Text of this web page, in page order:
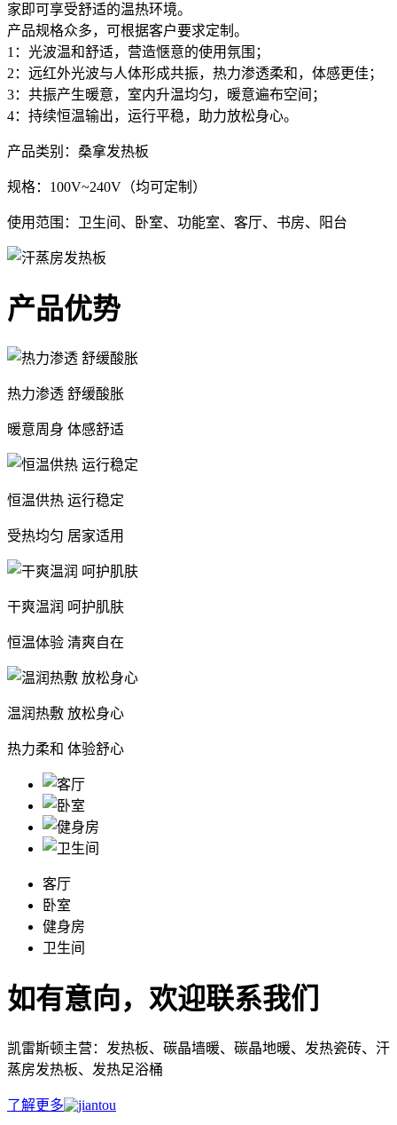
家即可享受舒适的温热环境。
产品规格众多，可根据客户要求定制。
1：光波温和舒适，营造惬意的使用氛围；
2：远红外光波与人体形成共振，热力渗透柔和，体感更佳；
3：共振产生暖意，室内升温均匀，暖意遍布空间；
4：持续恒温输出，运行平稳，助力放松身心。
产品类别：桑拿发热板
规格：100V~240V（均可定制）
使用范围：卫生间、卧室、功能室、客厅、书房、阳台
产品优势
热力渗透 舒缓酸胀
暖意周身 体感舒适
恒温供热 运行稳定
受热均匀 居家适用
干爽温润 呵护肌肤
恒温体验 清爽自在
温润热敷 放松身心
热力柔和 体验舒心
客厅
卧室
健身房
卫生间
如有意向，欢迎联系我们
凯雷斯顿主营：发热板、碳晶墙暖、碳晶地暖、发热瓷砖、汗
蒸房发热板、发热足浴桶
了解更多